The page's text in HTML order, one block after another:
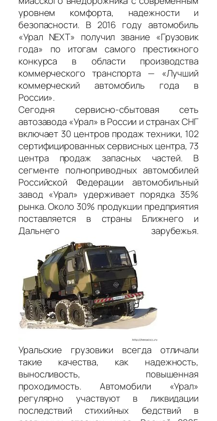
уровнем комфорта, надежности и
безопасности. В 2016 году автомобиль
«Урал NEXT» получил звание «Грузовик
года» по итогам самого престижного
конкурса в области производства
коммерческого транспорта — «Лучший
коммерческий автомобиль года в
России».
Сегодня сервисно-сбытовая сеть
автозавода «Урал» в России и странах СНГ
включает 30 центров продаж техники, 102
сертифицированных сервисных центра, 73
центра продаж запасных частей. В
сегменте полноприводных автомобилей
Российской Федерации автомобильный
завод «Урал» удерживает порядка 35%
рынка. Около 30% продукции предприятия
поставляется в страны Ближнего и
Дальнего зарубежья.
Уральские грузовики всегда отличали
такие качества, как надежность,
выносливость, повышенная
проходимость. Автомобили «Урал»
регулярно участвуют в ликвидации
последствий стихийных бедствий в